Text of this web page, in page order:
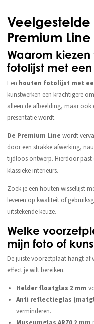
Premium
Waarom
fotolijst met
Een houten fotolijst met
kunstwerken een krachtigere
alleen de afbeelding, maar ook
presentatie wordt.
De Premium Line wordt
door een strakke afwerking,
tijdloos ontwerp. Hierdoor past
klassieke interieurs.
Zoek je een houten wissellijst
leveren op kwaliteit of
uitstekende keuze.
Welke
mijn foto of
De juiste voorzetplaat hangt af
effect je wilt bereiken.
Helder floatglas 2 mm
Anti reflectieglas
verminderen.